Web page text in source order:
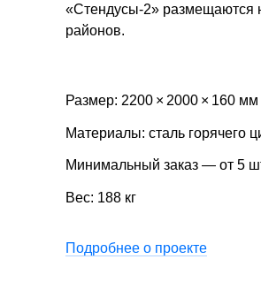
«Стендусы-2» размещаются
районов.
Размер: 2200 × 2000 × 160 мм
Материалы: сталь горячего
Минимальный заказ — от 5
Вес: 188 кг
Подробнее о проекте